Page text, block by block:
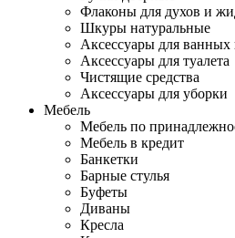
Флаконы для духов и
Шкуры натуральные
Аксессуары для ванных
Аксессуары для туалета
Чистящие средства
Аксессуары для уборки
Мебель
Мебель по
Мебель в кредит
Банкетки
Барные стулья
Буфеты
Диваны
Кресла